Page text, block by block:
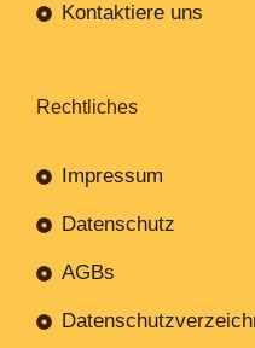
Kontaktiere uns
Rechtliches
Impressum
Datenschutz
AGBs